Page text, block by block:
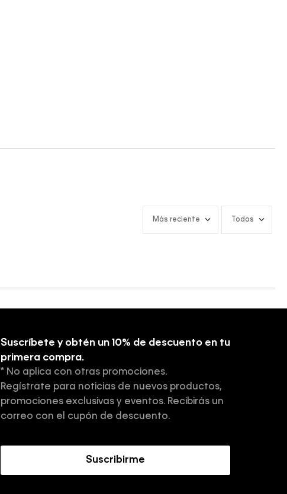
Más reciente Todos
Suscríbete y obtén un 10% de descuento en tu
primera compra.
* No aplica con otras promociones.
Regístrate para noticias de nuevos productos,
promociones exclusivas y eventos. Recibirás un
correo con el cupón de descuento.
Suscribirme